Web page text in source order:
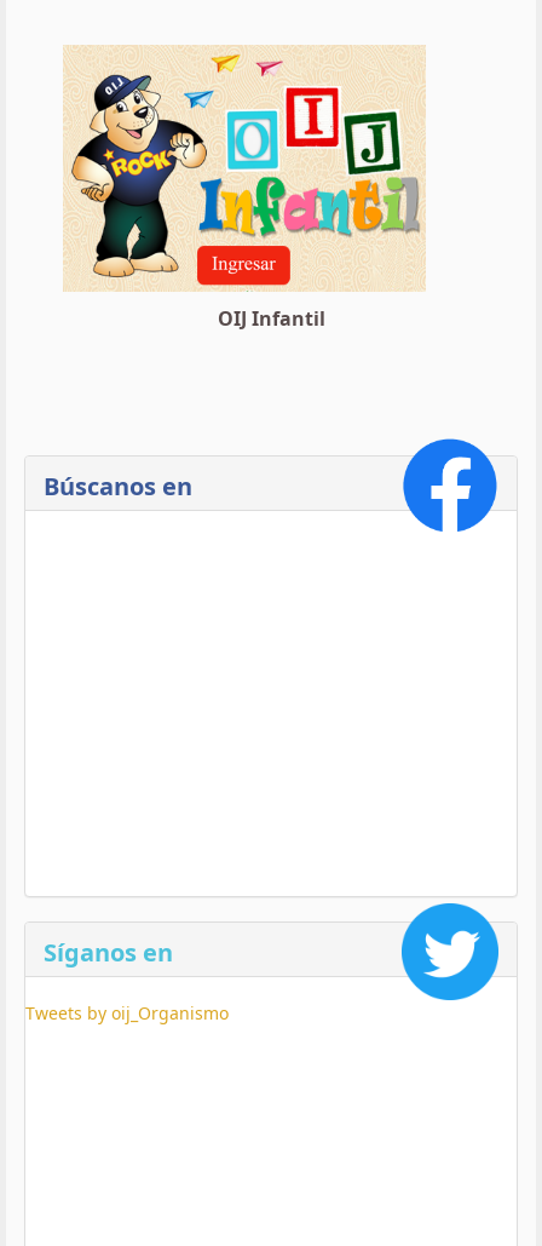
OIJ Infantil
Búscanos en
Síganos en
Tweets by oij_Organismo